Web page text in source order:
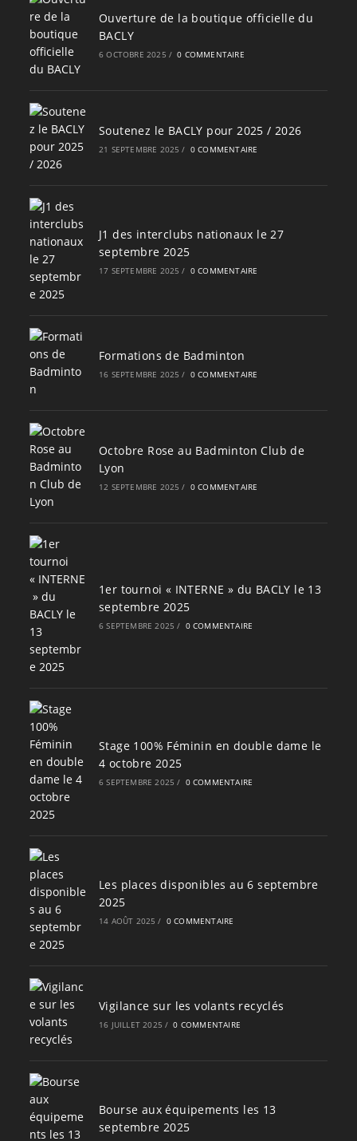
Ouverture de la boutique officielle du
BACLY
6 OCTOBRE 2025 / 0 COMMENTAIRE
Soutenez le BACLY pour 2025 / 2026
21 SEPTEMBRE 2025 / 0 COMMENTAIRE
J1 des interclubs nationaux le 27
septembre 2025
17 SEPTEMBRE 2025 / 0 COMMENTAIRE
Formations de Badminton
16 SEPTEMBRE 2025 / 0 COMMENTAIRE
Octobre Rose au Badminton Club de
Lyon
12 SEPTEMBRE 2025 / 0 COMMENTAIRE
1er tournoi « INTERNE » du BACLY le 13
septembre 2025
6 SEPTEMBRE 2025 / 0 COMMENTAIRE
Stage 100% Féminin en double dame le
4 octobre 2025
6 SEPTEMBRE 2025 / 0 COMMENTAIRE
Les places disponibles au 6 septembre
2025
14 AOÛT 2025 / 0 COMMENTAIRE
Vigilance sur les volants recyclés
16 JUILLET 2025 / 0 COMMENTAIRE
Bourse aux équipements les 13
septembre 2025